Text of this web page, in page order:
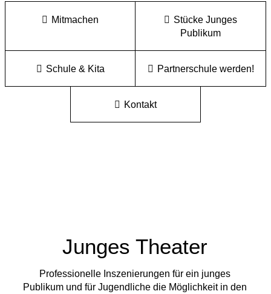
Mitmachen
Stücke Junges
Publikum
Schule & Kita Partnerschule werden!
Kontakt
Junges Theater
Professionelle Inszenierungen für ein junges
Publikum und für Jugendliche die Möglichkeit in den